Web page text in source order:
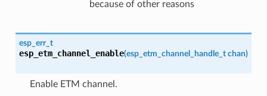
because of other reasons
esp_err_t
esp_etm_channel_enable(esp_etm_channel_handle_t chan)
Enable ETM channel.